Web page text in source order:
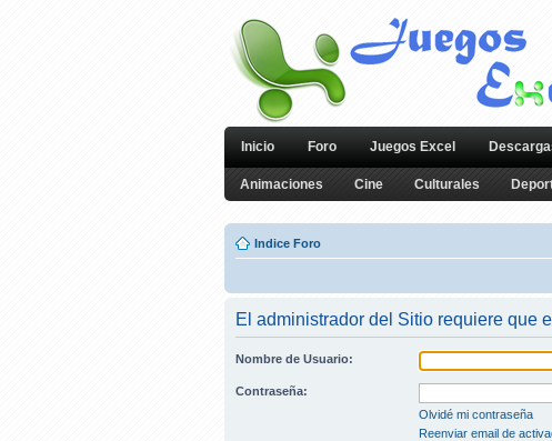
Inicio Foro Juegos Excel
Animaciones Cine Culturales
Indice Foro
El administrador del Sitio requiere que
Nombre de Usuario:
Contraseña:
Olvidé mi contraseña
Reenviar email de